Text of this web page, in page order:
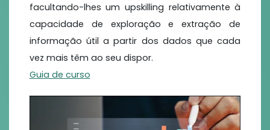
facultando-lhes um upskilling relativamente à
capacidade de exploração e extração de
informação útil a partir dos dados que cada
vez mais têm ao seu dispor.
Guia de curso